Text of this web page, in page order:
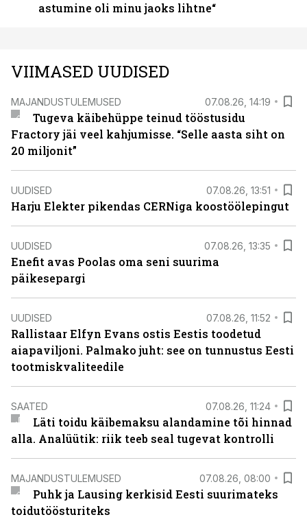
astumine oli minu jaoks lihtne“
VIIMASED UUDISED
MAJANDUSTULEMUSED 07.08.26, 14:19
Tugeva käibehüppe teinud tööstusidu
Fractory jäi veel kahjumisse. “Selle aasta siht on
20 miljonit”
UUDISED 07.08.26, 13:51
Harju Elekter pikendas CERNiga koostöölepingut
UUDISED 07.08.26, 13:35
Enefit avas Poolas oma seni suurima
päikesepargi
UUDISED 07.08.26, 11:52
Rallistaar Elfyn Evans ostis Eestis toodetud
aiapaviljoni. Palmako juht: see on tunnustus Eesti
tootmiskvaliteedile
SAATED 07.08.26, 11:24
Läti toidu käibemaksu alandamine tõi hinnad
alla. Analüütik: riik teeb seal tugevat kontrolli
MAJANDUSTULEMUSED 07.08.26, 08:00
Puhk ja Lausing kerkisid Eesti suurimateks
toidutöösturiteks